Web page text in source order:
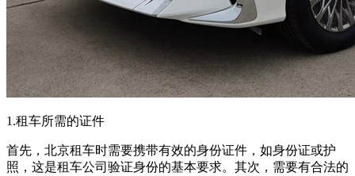
1.租车所需的证件
首先，北京租车时需要携带有效的身份证件，如身份证或护
照，这是租车公司验证身份的基本要求。其次，需要有合法的